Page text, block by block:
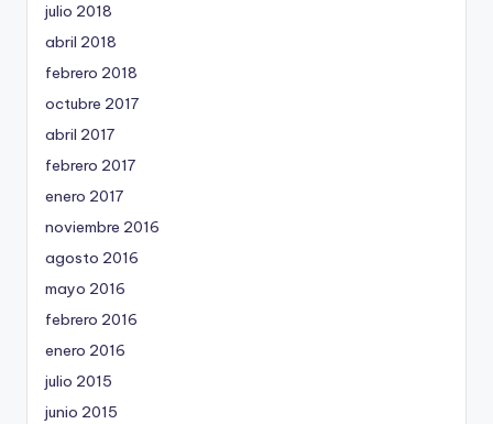
julio 2018
abril 2018
febrero 2018
octubre 2017
abril 2017
febrero 2017
enero 2017
noviembre 2016
agosto 2016
mayo 2016
febrero 2016
enero 2016
julio 2015
junio 2015